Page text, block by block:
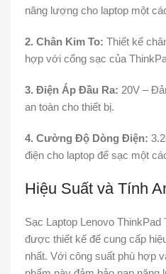
năng lượng cho laptop một
2. Chân Kim To: Thiết kế
hợp với cổng sạc của
3. Điện Áp Đầu Ra: 20V –
an toàn cho thiết bị.
4. Cường Độ Dòng Điện:
điện cho laptop để sạc một
Hiệu Suất và Tính
Sạc Laptop Lenovo ThinkPad
được thiết kế để cung cấp
nhất. Với công suất phù hợp